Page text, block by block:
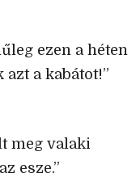
ezen a héten
a kabátot!”
meg valaki
esze.”